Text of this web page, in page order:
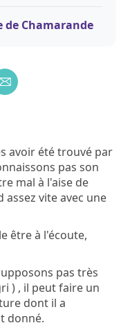
avoir été trouvé par
pas son
mal à l'aise de
vite avec une
être à l'écoute,
pas très
) , il peut faire un
dont il a
donné.
de Chamarande